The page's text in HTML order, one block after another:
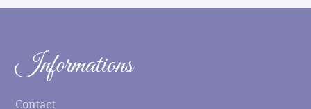
Informations
Contact